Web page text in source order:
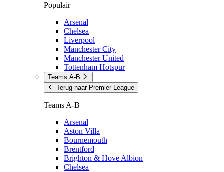
Populair
Arsenal
Chelsea
Liverpool
Manchester City
Manchester United
Tottenham Hotspur
Teams A-B
Terug naar Premier League
Teams A-B
Arsenal
Aston Villa
Bournemouth
Brentford
Brighton & Hove Albion
Chelsea